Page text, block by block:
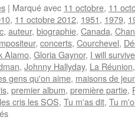
| Marqué avec 11 octobre, 11
, 11 octobre 2012, 1951, 1979,
, auteur, biographie, Canada,
, concerts, Courchevel,
Alamo, Gloria Gaynor, I will survive
, Johnny Hallyday, La Réunion
gens qu'on aime, maisons de
, premier album, première partie,
cris les SOS, Tu m'as dit, Tu
sur